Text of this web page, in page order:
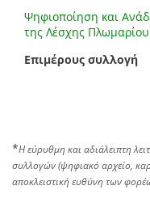
Ψηφιοποίηση και
της Λέσχης Πλωμαρίου
Επιμέρους συλλογή
*Η εύρυθμη και αδιάλειπτη
συλλογών (ψηφιακό αρχείο,
αποκλειστική ευθύνη των